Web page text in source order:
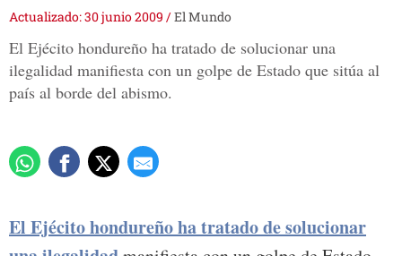
Actualizado: 30 junio 2009 /El Mundo
El Ejécito hondureño ha tratado de solucionar una
ilegalidad manifiesta con un golpe de Estado que sitúa al
país al borde del abismo.
El Ejécito hondureño ha tratado de solucionar